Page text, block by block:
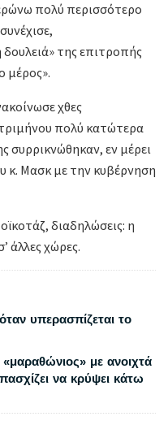
πολύ περισσότερο
της επιτροπής
μέρος».
χθες
πολύ κατώτερα
συρρικνώθηκαν, εν μέρει
κ. Μασκ με την κυβέρνηση
διαδηλώσεις: η
άλλες χώρες.
υπερασπίζεται το
με ανοιχτά
να κρύψει κάτω